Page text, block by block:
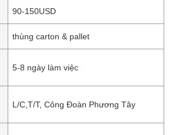
90-150USD
thùng carton & pallet
5-8 ngày làm việc
L/C,T/T, Công Đoàn Phương Tây